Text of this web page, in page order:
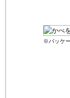
※パッケ